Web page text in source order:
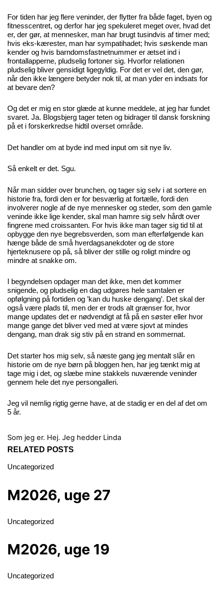
For tiden har jeg flere veninder, der flytter fra både faget, byen og
fitnesscentret, og derfor har jeg spekuleret meget over, hvad det
er, der gør, at mennesker, man har brugt tusindvis af timer med;
hvis eks-kærester, man har sympatihadet; hvis søskende man
kender og hvis barndomsfastnetnummer er ætset ind i
frontallapperne, pludselig fortoner sig. Hvorfor relationen
pludselig bliver gensidigt ligegyldig. For det er vel det, den gør,
når den ikke længere betyder nok til, at man yder en indsats for
at bevare den?
Og det er mig en stor glæde at kunne meddele, at jeg har fundet
svaret. Ja. Blogsbjerg tager teten og bidrager til dansk forskning
på et i forskerkredse hidtil overset område.
Det handler om at byde ind med input om sit nye liv.
Så enkelt er det. Sgu.
Når man sidder over brunchen, og tager sig selv i at sortere en
historie fra, fordi den er for besværlig at fortælle, fordi den
involverer nogle af de nye mennesker og steder, som den gamle
veninde ikke lige kender, skal man hamre sig selv hårdt over
fingrene med croissanten. For hvis ikke man tager sig tid til at
opbygge den nye begrebsverden, som man efterfølgende kan
hænge både de små hverdagsanekdoter og de store
hjerteknusere op på, så bliver der stille og roligt mindre og
mindre at snakke om.
I begyndelsen opdager man det ikke, men det kommer
snigende, og pludselig en dag udgøres hele samtalen er
opfølgning på fortiden og ’kan du huske dengang’. Det skal der
også være plads til, men der er trods alt grænser for, hvor
mange updates det er nødvendigt at få på en søster eller hvor
mange gange det bliver ved med at være sjovt at mindes
dengang, man drak sig stiv på en strand en sommernat.
Det starter hos mig selv, så næste gang jeg mentalt slår en
historie om de nye børn på bloggen hen, har jeg tænkt mig at
tage mig i det, og slæbe mine stakkels nuværende veninder
gennem hele det nye persongalleri.
Jeg vil nemlig rigtig gerne have, at de stadig er en del af det om
5 år.
Som jeg er. Hej. Jeg hedder Linda
RELATED POSTS
Uncategorized
M2026, uge 27
Uncategorized
M2026, uge 19
Uncategorized